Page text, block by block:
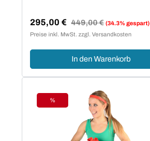
Verkaufspreis:
295,00 € Regulärer Preis:
449,00 € (34.3% gespart)
Preise inkl. MwSt. zzgl. Versandkosten
In den Warenkorb
Rabatt
%